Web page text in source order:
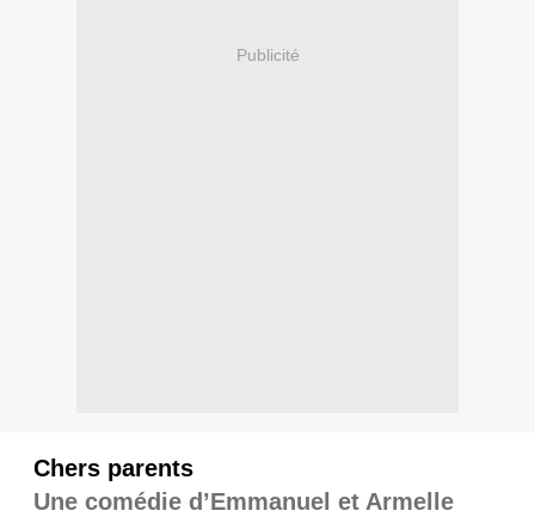
Publicité
Chers parents
Une comédie d’Emmanuel et Armelle